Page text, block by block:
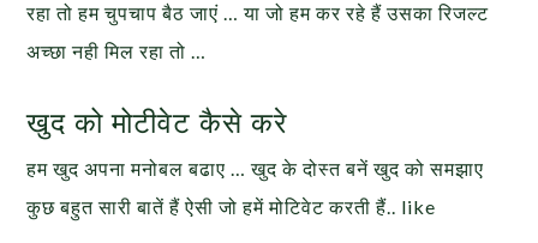
रहा तो हम चुपचाप बैठ जाएं … या जो हम कर रहे हैं उसका रिजल्ट
अच्छा नही मिल रहा तो …
खुद को मोटीवेट कैसे करे
हम खुद अपना मनोबल बढाए … खुद के दोस्त बनें खुद को समझाए
कुछ बहुत सारी बातें हैं ऐसी जो हमें मोटिवेट करती हैं.. like